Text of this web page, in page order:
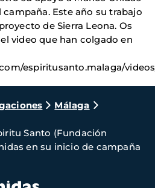
Este año su trabajo
de Sierra Leona. Os
video que han colgado en
espiritusanto.malaga/
Málaga
Santo (Fundación
en su inicio de campaña